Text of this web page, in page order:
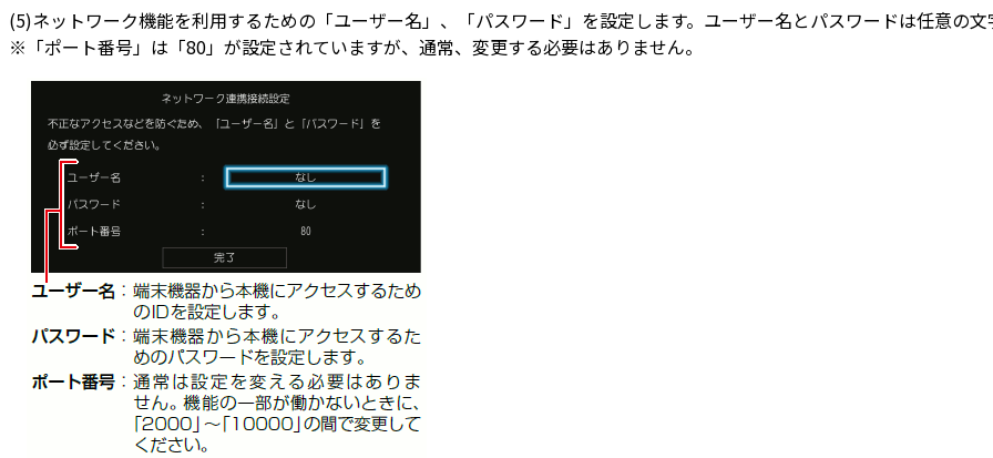
(5)ネットワーク機能を利用するための「ユーザー名」、「パスワード」を設定します。ユーザー名とパスワードは任意の文
※「ポート番号」は「80」が設定されていますが、通常、変更する必要はありません。